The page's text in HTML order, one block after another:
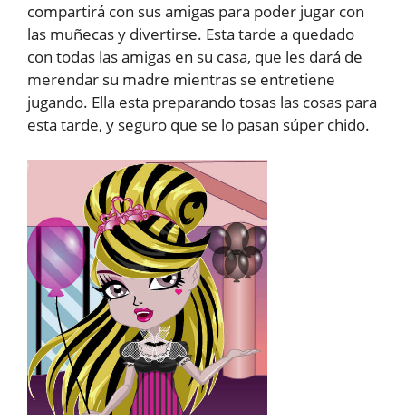
compartirá con sus amigas para poder jugar con
las muñecas y divertirse. Esta tarde a quedado
con todas las amigas en su casa, que les dará de
merendar su madre mientras se entretiene
jugando. Ella esta preparando tosas las cosas para
esta tarde, y seguro que se lo pasan súper chido.